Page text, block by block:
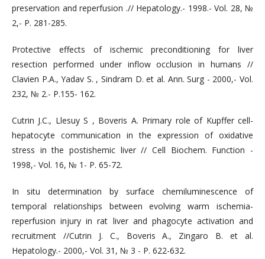
preservation and reperfusion .// Hepatology.- 1998.- Vol. 28, №
2,- P. 281-285.
Protective effects of ischemic preconditioning for liver
resection performed under inflow occlusion in humans //
Clavien P.A., Yadav S. , Sindram D. et al. Ann. Surg - 2000,- Vol.
232, № 2.- P.155- 162.
Cutrin J.C., Llesuy S , Boveris A. Primary role of Kupffer cell-
hepatocyte communication in the expression of oxidative
stress in the postishemic liver // Cell Biochem. Function -
1998,- Vol. 16, № 1- P. 65-72.
In situ determination by surface chemiluminescence of
temporal relationships between evolving warm ischemia-
reperfusion injury in rat liver and phagocyte activation and
recruitment //Cutrin J. C., Boveris A., Zingaro B. et al.
Hepatology.- 2000,- Vol. 31, № 3 - P. 622-632.